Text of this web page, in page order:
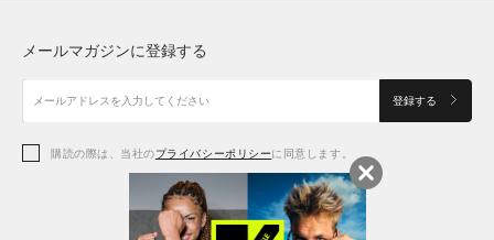
アクセサリー
アクセサリー
シューズ
アクセサリー
シューズ
メールマガジンに登録する
登録する
購読の際は、当社のプライバシーポリシーに同意します。